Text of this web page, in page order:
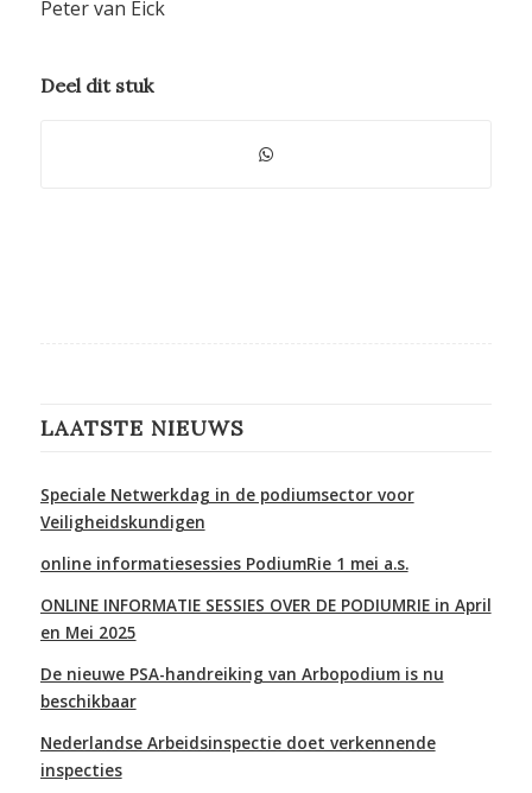
Peter van Eick
Deel dit stuk
LAATSTE NIEUWS
Speciale Netwerkdag in de podiumsector voor
Veiligheidskundigen
online informatiesessies PodiumRie 1 mei a.s.
ONLINE INFORMATIE SESSIES OVER DE PODIUMRIE in April
en Mei 2025
De nieuwe PSA-handreiking van Arbopodium is nu
beschikbaar
Nederlandse Arbeidsinspectie doet verkennende
inspecties